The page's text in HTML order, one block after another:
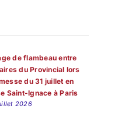
de flambeau entre
du Provincial lors
du 31 juillet en
Saint-Ignace à Paris
2026